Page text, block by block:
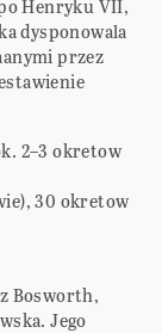
Henryku VII,
dysponowala
przez
2–3 okretow
30 okretow
Bosworth,
Jego